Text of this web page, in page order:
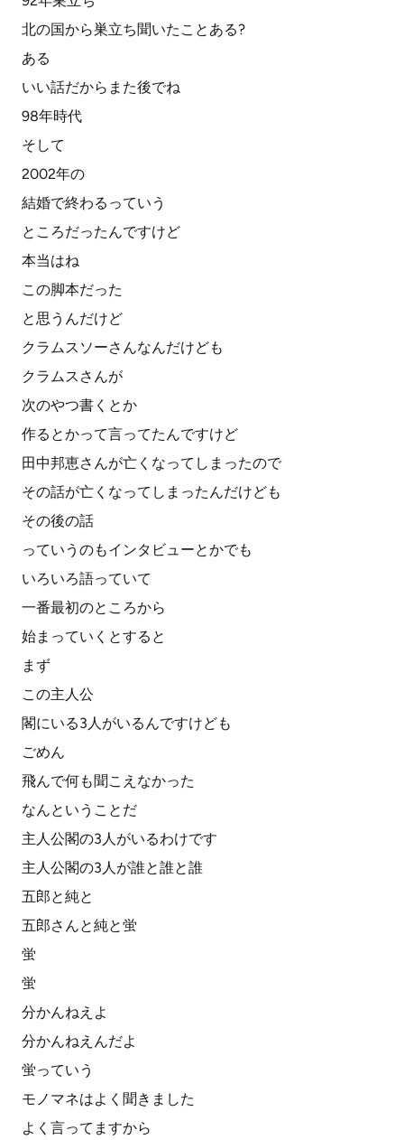
北の国から巣立ち聞いたことある?
ある
いい話だからまた後でね
98年時代
そして
2002年の
結婚で終わるっていう
ところだったんですけど
本当はね
この脚本だった
と思うんだけど
クラムスソーさんなんだけども
クラムスさんが
次のやつ書くとか
作るとかって言ってたんですけど
田中邦恵さんが亡くなってしまったので
その話が亡くなってしまったんだけども
その後の話
っていうのもインタビューとかでも
いろいろ語っていて
一番最初のところから
始まっていくとすると
まず
この主人公
閣にいる3人がいるんですけども
ごめん
飛んで何も聞こえなかった
なんということだ
主人公閣の3人がいるわけです
主人公閣の3人が誰と誰と誰
五郎と純と
五郎さんと純と蛍
蛍
蛍
分かんねえよ
分かんねえんだよ
蛍っていう
モノマネはよく聞きました
よく言ってますから